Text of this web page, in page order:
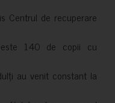
de recuperare
140 de copii cu
au venit constant la